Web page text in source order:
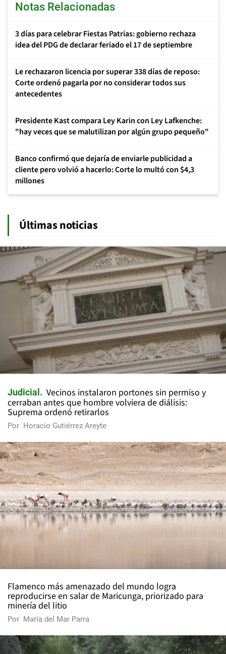
Notas Relacionadas
3 días para celebrar Fiestas Patrias: gobierno rechaza
idea del PDG de declarar feriado el 17 de septiembre
Le rechazaron licencia por superar 338 días de reposo:
Corte ordenó pagarla por no considerar todos sus
antecedentes
Presidente Kast compara Ley Karin con Ley Lafkenche:
"hay veces que se malutilizan por algún grupo pequeño"
Banco confirmó que dejaría de enviarle publicidad a
cliente pero volvió a hacerlo: Corte lo multó con $4,3
millones
Últimas noticias
Judicial
Vecinos instalaron portones sin permiso y
cerraban antes que hombre volviera de diálisis:
Suprema ordenó retirarlos
Por Horacio Gutiérrez Areyte
Flamenco más amenazado del mundo logra
reproducirse en salar de Maricunga, priorizado para
minería del litio
Por María del Mar Parra